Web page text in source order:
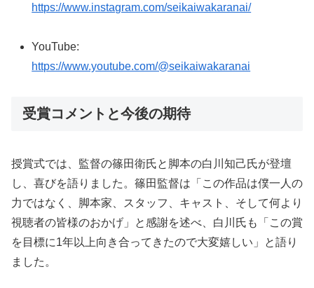
https://www.instagram.com/seikaiwakaranai/
YouTube:
https://www.youtube.com/@seikaiwakaranai
受賞コメントと今後の期待
授賞式では、監督の篠田衛氏と脚本の白川知己氏が登壇
し、喜びを語りました。篠田監督は「この作品は僕一人の
力ではなく、脚本家、スタッフ、キャスト、そして何より
視聴者の皆様のおかげ」と感謝を述べ、白川氏も「この賞
を目標に1年以上向き合ってきたので大変嬉しい」と語り
ました。